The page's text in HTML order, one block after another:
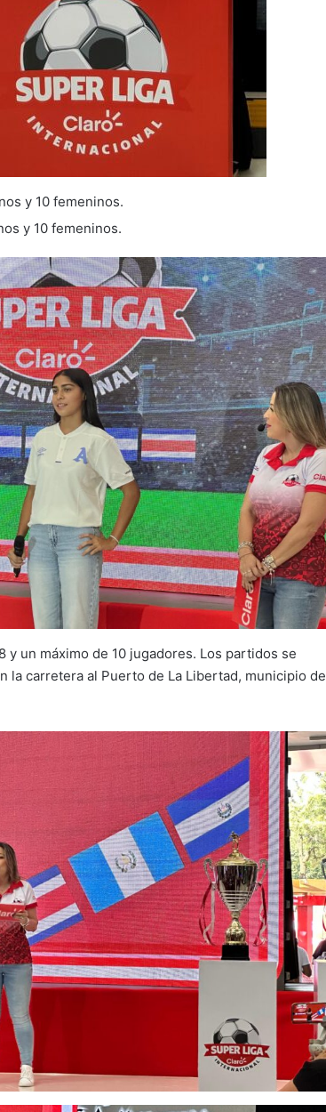
y 10 femeninos.
y 10 femeninos.
un máximo de 10 jugadores. Los partidos se
la carretera al Puerto de La Libertad, municipio de